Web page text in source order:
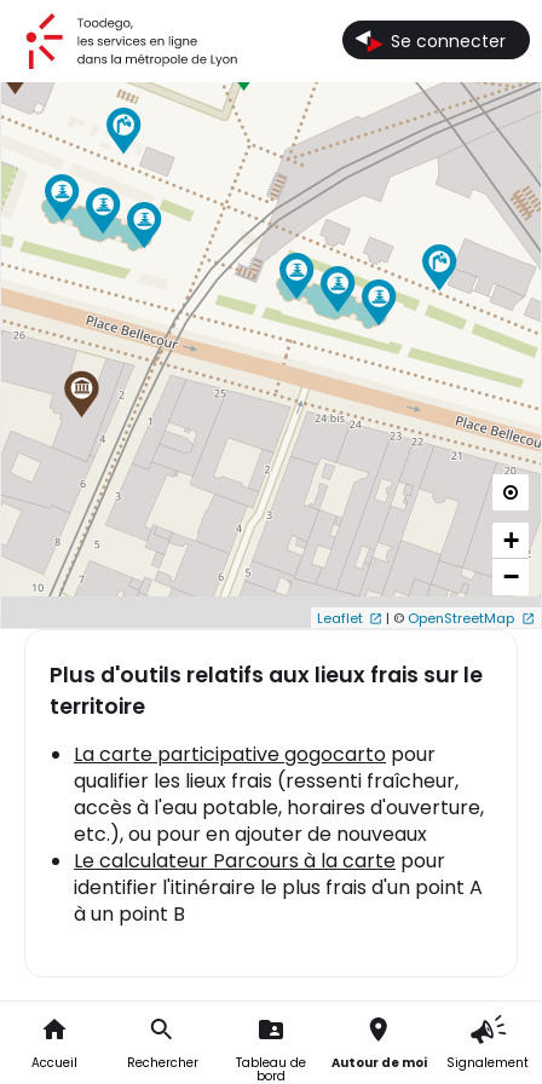
Se connecter
Accueil Rechercher Tableau de
bord
Autour de moi Signalement
Fondation Bullukian

+
−
Leaflet | © OpenStreetMap
Plus d'outils relatifs aux lieux frais sur le
territoire
La carte participative gogocarto pour
qualifier les lieux frais (ressenti fraîcheur,
accès à l'eau potable, horaires d'ouverture,
etc.), ou pour en ajouter de nouveaux
Le calculateur Parcours à la carte pour
identifier l'itinéraire le plus frais d'un point A
à un point B